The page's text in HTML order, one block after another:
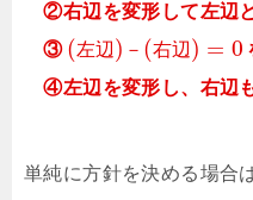
②右辺を変形して左辺と
③ (左辺 ) － (右辺 ) = 0
④左辺を変形し、右辺も
単純に方針を決める場合